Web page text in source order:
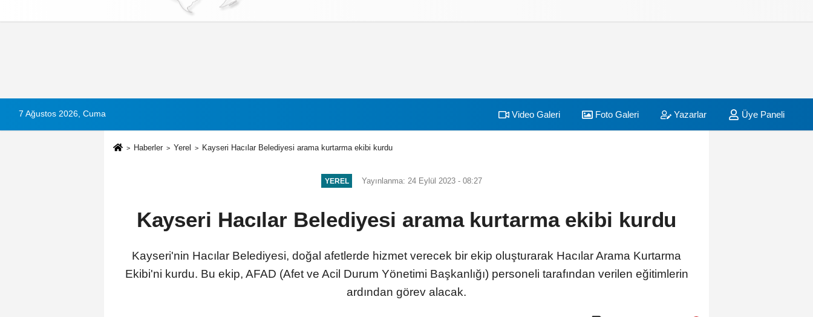
Çerez Politikası
7 Ağustos 2026, Cuma Video Galeri Foto Galeri Yazarlar Üye Paneli
Haberler Yerel Kayseri Hacılar Belediyesi arama kurtarma ekibi kurdu
YEREL Yayınlanma: 24 Eylül 2023 - 08:27
Kayseri Hacılar Belediyesi arama kurtarma ekibi kurdu
Kayseri'nin Hacılar Belediyesi, doğal afetlerde hizmet verecek bir ekip oluşturarak Hacılar Arama Kurtarma
Ekibi'ni kurdu. Bu ekip, AFAD (Afet ve Acil Durum Yönetimi Başkanlığı) personeli tarafından verilen eğitimlerin
ardından görev alacak.